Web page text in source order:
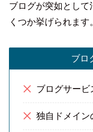
ブログが突如とし
くつか挙げられます。
ブロ
ブログサービ
独自ドメイン